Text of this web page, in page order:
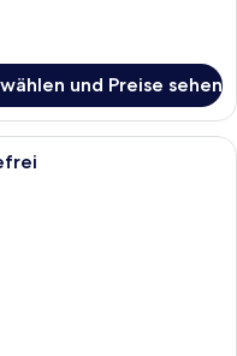
und Preise sehen
mit zwei Betten,